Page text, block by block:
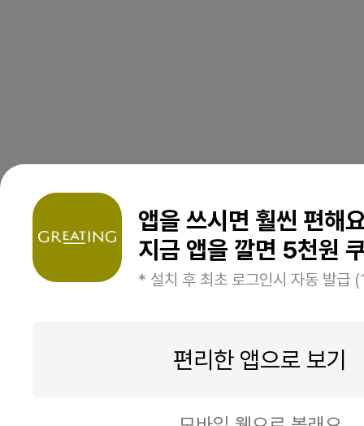
앱을 쓰시면 훨씬 편해
지금 앱을 깔면 5천원
* 설치 후 최초 로그인시 자동 발급
편리한 앱으로 보기